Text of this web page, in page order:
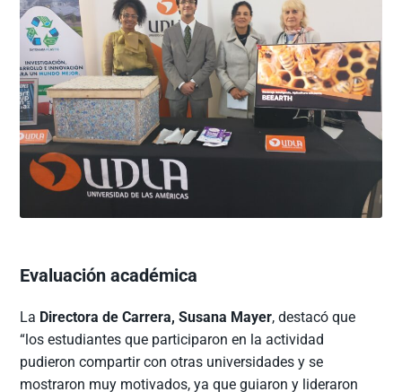
Evaluación académica
La Directora de Carrera, Susana Mayer, destacó que
“los estudiantes que participaron en la actividad
pudieron compartir con otras universidades y se
mostraron muy motivados, ya que guiaron y lideraron